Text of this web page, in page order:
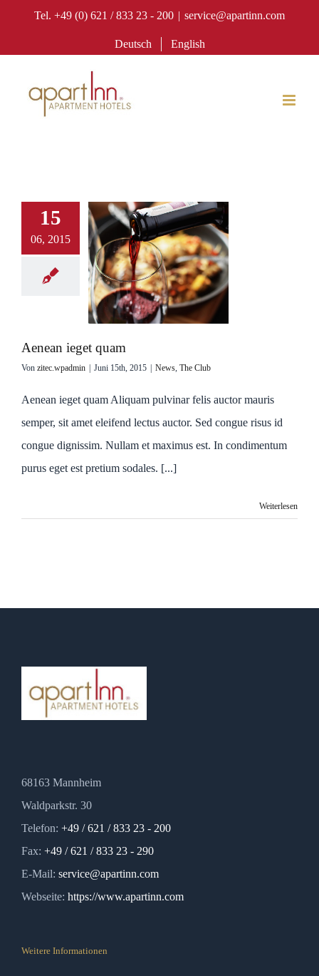
springen
Tel. +49 (0) 621 / 833 23 - 200 | service@apartinn.com
Deutsch English
15
06, 2015
Aenean ieget quam
Von zitec.wpadmin Juni 15th, 2015 News, The Club
Aenean ieget quam Aliquam pulvinar felis auctor mauris
semper, sit amet eleifend lectus auctor. Sed congue risus id
congue dignissim. Nullam et maximus est. In condimentum
purus eget est pretium sodales. [...]
Weiterlesen
68163 Mannheim
Waldparkstr. 30
Telefon: +49 / 621 / 833 23 - 200
Fax: +49 / 621 / 833 23 - 290
E-Mail: service@apartinn.com
Webseite: https://www.apartinn.com
Weitere Informationen